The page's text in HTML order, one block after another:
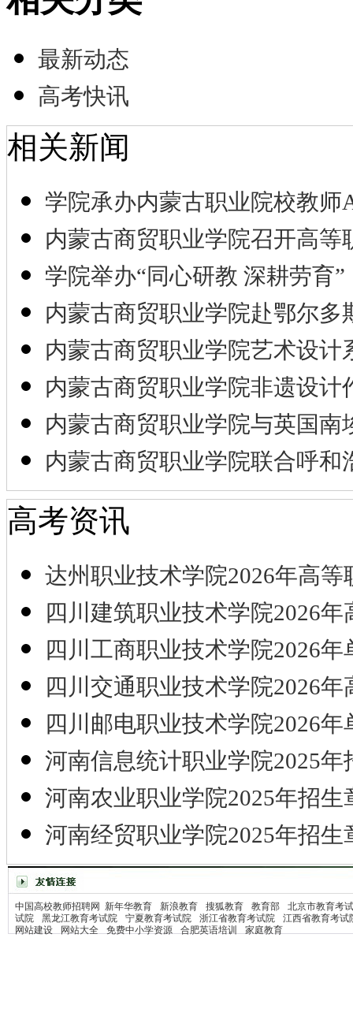
最新动态
高考快讯
相关新闻
学院承办内蒙古职业院校教师
内蒙古商贸职业学院召开高等
学院举办“同心研教 深耕劳育”
内蒙古商贸职业学院赴鄂尔多
内蒙古商贸职业学院艺术设计
内蒙古商贸职业学院非遗设计
内蒙古商贸职业学院与英国南
内蒙古商贸职业学院联合呼和
高考资讯
达州职业技术学院2026年高等
四川建筑职业技术学院2026年
四川工商职业技术学院2026年
四川交通职业技术学院2026年
四川邮电职业技术学院2026年
河南信息统计职业学院2025年
河南农业职业学院2025年招生
河南经贸职业学院2025年招生
中国高校教师招聘网 新年华教育 新浪教育 搜狐教育 教育部
北京市教育考
试院
黑龙江教育考试院 宁夏教育考试院 浙江省教育考试院
江西省教育考试
网站建设
网站大全 免费中小学资源 合肥英语培训 家庭教育